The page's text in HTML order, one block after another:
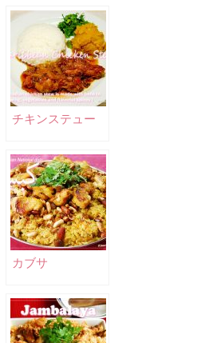
チキンステュー
カブサ